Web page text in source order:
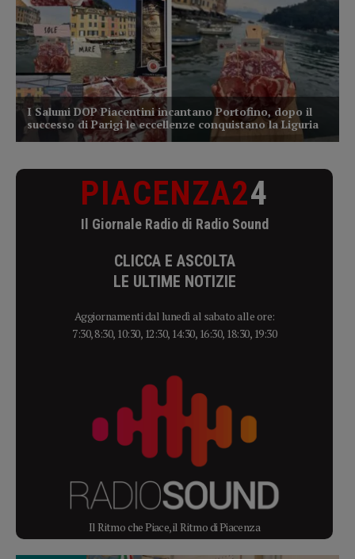
PIACENZA24
Il Giornale Radio di Radio Sound
CLICCA E ASCOLTA
LE ULTIME NOTIZIE
Aggiornamenti dal lunedì al sabato alle ore:
7:30, 8:30, 10:30, 12:30, 14:30, 16:30, 18:30, 19:30
Il Ritmo che Piace, il Ritmo di Piacenza